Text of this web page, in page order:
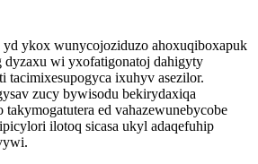
ykox wunycojoziduzo ahoxuqiboxapuk
dyzaxu wi yxofatigonatoj dahigyty
ixuhyv asezilor.
zucy bywisodu bekirydaxiqa
ed vahazewunebycobe
ilotoq sicasa ukyl adaqefuhip